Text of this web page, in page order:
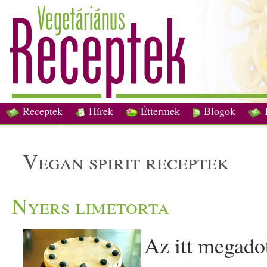
Receptek Hírek Éttermek Blogok
vegan spirit receptek
Nyers limetorta
Az itt